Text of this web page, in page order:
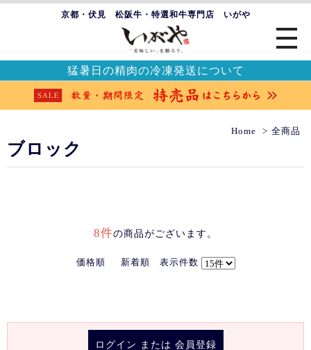
京都・伏見 松阪牛・特選和牛専門店 いがや
猛暑日の精肉の冷凍発送について
Home 全商品
ブロック
8件の商品がございます。
価格順 新着順 表示件数
ログイン または 会員登録